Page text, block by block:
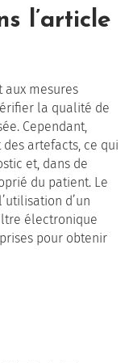
l’article
aux mesures
la qualité de
Cependant,
artefacts, ce qui
et, dans de
du patient. Le
d’un
électronique
pour obtenir